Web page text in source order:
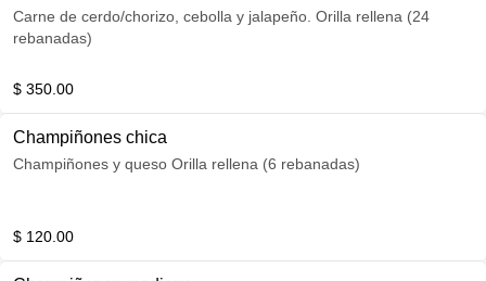
Carne de cerdo/chorizo, cebolla y jalapeño. Orilla rellena (24
rebanadas)
$ 350.00
Champiñones chica
Champiñones y queso Orilla rellena (6 rebanadas)
$ 120.00